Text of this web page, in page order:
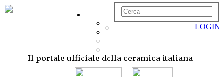
Il portale ufficiale della ceramica italiana
LOGIN